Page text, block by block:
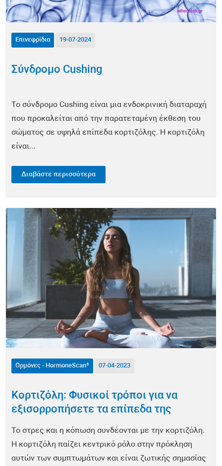
Ογκολογία
Οφθαλμολογία
Συμπληρώματα Διατροφής
Επιστημονικά Νέα
Τροφική Δυσανεξία - TrophoScan®
Υπογονιμότητα - SpermaScan®
Ορμόνες - HormoneScan®
Έλεγχος Νευρικού Συστήματος - NeuroScan®
Κολπικό Μικροβίωμα - FemoScan®
Οξειδωτικό Στρες - DetoxScan®
Υγεία Καρδιάς και Αγγείων - CardioScan®
Παθολογικές Καταστάσεις
Επινεφρίδια 19-07-2024
Σύνδρομο Cushing
Το σύνδρομο Cushing είναι μια ενδοκρινική διαταραχή
που προκαλείται από την παρατεταμένη έκθεση του
σώματος σε υψηλά επίπεδα κορτιζόλης. Η κορτιζόλη
είναι...
Διαβάστε περισσότερα
Ορμόνες - HormoneScan® 07-04-2023
Κορτιζόλη: Φυσικοί τρόποι για να
εξισορροπήσετε τα επίπεδα της
Το στρες και η κόπωση συνδέονται με την κορτιζόλη.
Η κορτιζόλη παίζει κεντρικό ρόλο στην πρόκληση
αυτών των συμπτωμάτων και είναι ζωτικής σημασίας